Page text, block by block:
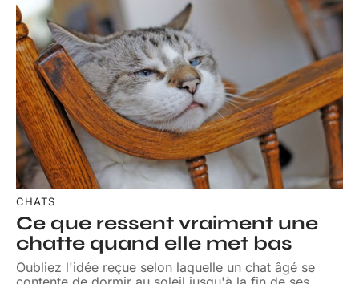
CHATS
Ce que ressent vraiment une
chatte quand elle met bas
Oubliez l'idée reçue selon laquelle un chat âgé se